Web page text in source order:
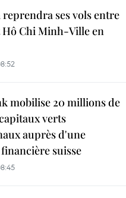
ses vols entre
Chi Minh-Ville en
mobilise 20 millions de
verts
auprès d'une
suisse